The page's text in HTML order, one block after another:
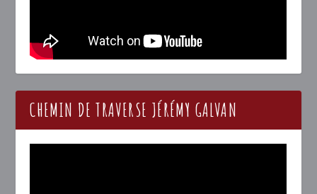
CHEMIN DE TRAVERSE JÉRÉMY GALVAN